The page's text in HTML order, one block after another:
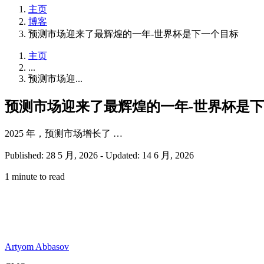
主页
博客
预测市场迎来了最辉煌的一年-世界杯是下一个目标
主页
...
预测市场迎...
预测市场迎来了最辉煌的一年-世界杯是
2025 年，预测市场增长了 …
Published: 28 5 月, 2026 - Updated: 14 6 月, 2026
1 minute to read
Artyom Abbasov